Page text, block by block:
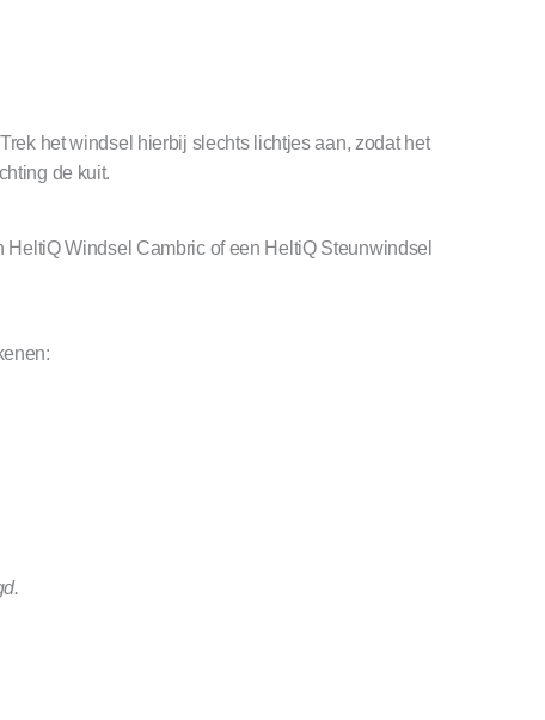
het windsel hierbij slechts lichtjes aan, zodat het
de kuit.
Windsel Cambric of een HeltiQ Steunwindsel